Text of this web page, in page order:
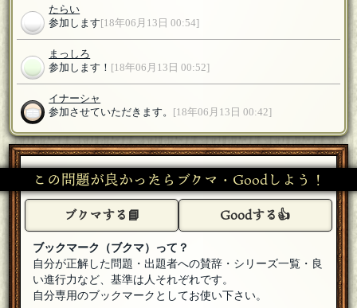
たらい
参加します [18年06月13日 00:54]
まっしろ
参加します！ [18年06月13日 00:52]
イナーシャ
参加させていただきます。
[18年06月13日 00:42]
この問題が良かったらブクマ・Goodしよう！
ブクマする📘 Goodする👍
ブックマーク（ブクマ）って？
自分が正解した問題・出題者への賛辞・シリーズ一覧・良
い進行力など、基準は人それぞれです。
自分専用のブックマークとしてお使い下さい。